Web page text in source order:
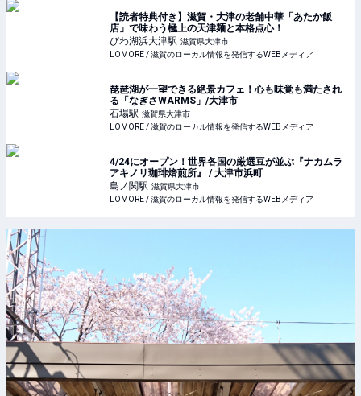
【読者特典付き】滋賀・大津の老舗中華「あたか飯
店」で味わう極上の天津麺と本格点心！
びわ湖浜大津駅 滋賀県大津市
LOMORE / 滋賀のローカル情報を発信するWEBメディア
琵琶湖が一望できる絶景カフェ！心も味覚も満たされ
る「なぎさWARMS」/大津市
石場駅 滋賀県大津市
LOMORE / 滋賀のローカル情報を発信するWEBメディア
4/24にオープン！世界各国の厳選豆が並ぶ『ナカムラ
アキノリ珈琲焙煎所』 / 大津市浜町
島ノ関駅 滋賀県大津市
LOMORE / 滋賀のローカル情報を発信するWEBメディア